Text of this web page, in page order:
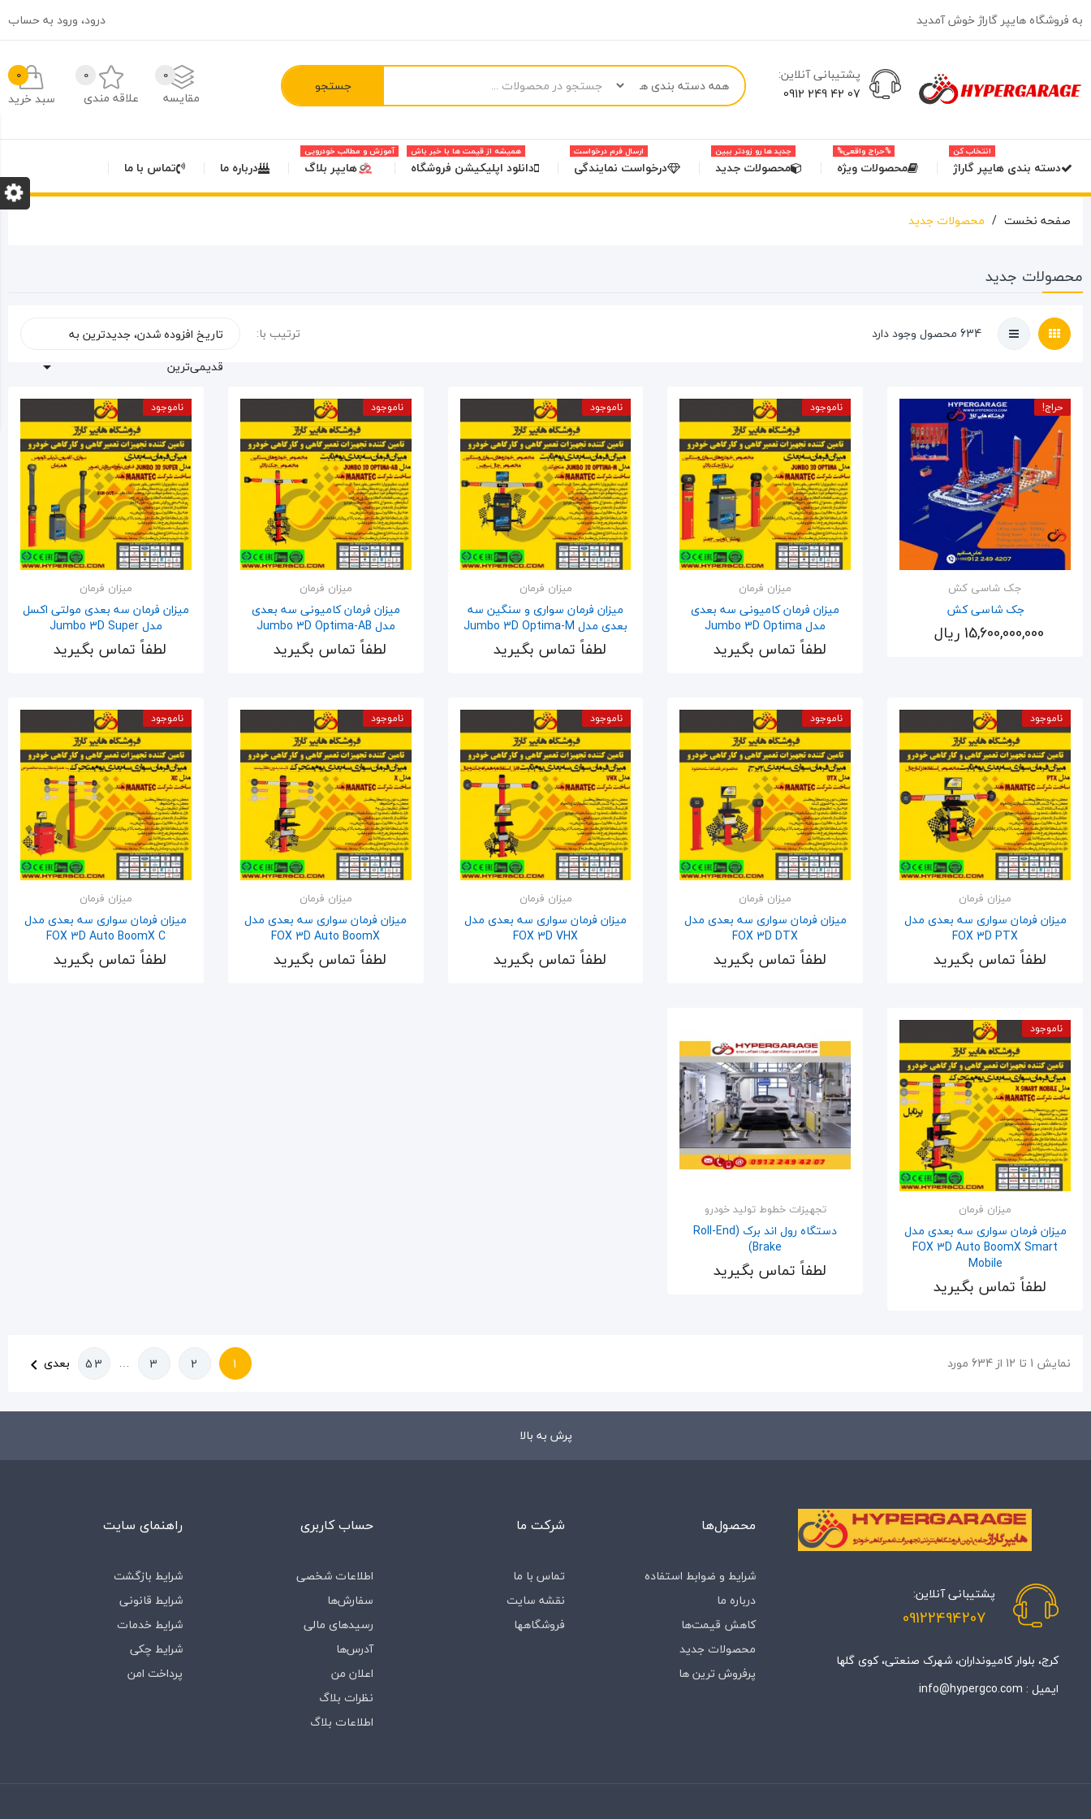
به فروشگاه هایپر گاراژ خوش آمدید درود، ورود به حساب
پشتیبانی آنلاین:
07 42 249 0912
جستجو
0
سبد خرید علاقه مندی
0
مقایسه
0
دسته بندی هایپر گاراژ
انتخاب کن
محصولات ویژه
%حراج واقعی%
محصولات جدید
جدید ها رو زودتر ببین
درخواست نمایندگی
ارسال فرم درخواست
دانلود اپلیکیشن فروشگاه
همیشه از قیمت ها با خبر باش
هایپر بلاگ
آموزش و مطالب خودرویی
درباره ما تماس با ما
صفحه نخست محصولات جدید
محصولات جدید
634 محصول وجود دارد ترتیب با:
تاریخ افزوده شدن، جدیدترین به
قدیمی‌ترین

حراج!
جک شاسی کش
جک شاسی کش
15,600,000,000 ریال
اضافه به سبد
ناموجود
میزان فرمان
میزان فرمان کامیونی سه بعدی
مدل Jumbo 3D Optima
لطفاً تماس بگیرید
اضافه به سبد
ناموجود
میزان فرمان
میزان فرمان سواری و سنگین سه
بعدی مدل Jumbo 3D Optima-M
لطفاً تماس بگیرید
اضافه به سبد
ناموجود
میزان فرمان
میزان فرمان کامیونی سه بعدی
مدل Jumbo 3D Optima-AB
لطفاً تماس بگیرید
اضافه به سبد
ناموجود
میزان فرمان
میزان فرمان سه بعدی مولتی اکسل
مدل Jumbo 3D Super
لطفاً تماس بگیرید
اضافه به سبد
ناموجود
میزان فرمان
میزان فرمان سواری سه بعدی مدل
FOX 3D PTX
لطفاً تماس بگیرید
اضافه به سبد
ناموجود
میزان فرمان
میزان فرمان سواری سه بعدی مدل
FOX 3D DTX
لطفاً تماس بگیرید
اضافه به سبد
ناموجود
میزان فرمان
میزان فرمان سواری سه بعدی مدل
FOX 3D VHX
لطفاً تماس بگیرید
اضافه به سبد
ناموجود
میزان فرمان
میزان فرمان سواری سه بعدی مدل
FOX 3D Auto BoomX
لطفاً تماس بگیرید
اضافه به سبد
ناموجود
میزان فرمان
میزان فرمان سواری سه بعدی مدل
FOX 3D Auto BoomX C
لطفاً تماس بگیرید
اضافه به سبد
ناموجود
میزان فرمان
میزان فرمان سواری سه بعدی مدل
FOX 3D Auto BoomX Smart
Mobile
لطفاً تماس بگیرید
اضافه به سبد
تجهیزات خطوط تولید خودرو
دستگاه رول اند برک (Roll-End
Brake)
لطفاً تماس بگیرید
اضافه به سبد
نمایش 1 تا 12 از 634 مورد 1
2
3
…
53 بعدی 
پرش به بالا
پشتیبانی آنلاین:
کرج، بلوار کامیونداران، شهرک صنعتی، کوی گلها
ایمیل : info@hypergco.com
محصول‌ها
شرایط و ضوابط استفاده
درباره‌ ما
کاهش قیمت‌ها
محصولات جدید
پرفروش ترین ها
شرکت ما
تماس با ما
نقشه سایت
فروشگاه‎ها
حساب کاربری
اطلاعات شخصی
سفارش‌ها
رسیدهای مالی
آدرس‌ها
اعلان من
نظرات بلاگ
اطلاعات بلاگ
راهنمای سایت
شرایط بازگشت
شرایط قانونی
شرایط خدمات
شرایط چکی
پرداخت امن